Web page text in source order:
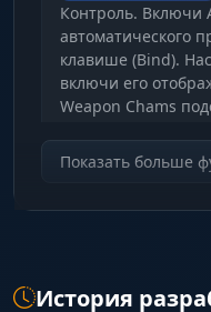
Контроль. Включи
автоматического
клавише (Bind).
включи его
Weapon Chams
Сканер. Боксы
Показать больше
История